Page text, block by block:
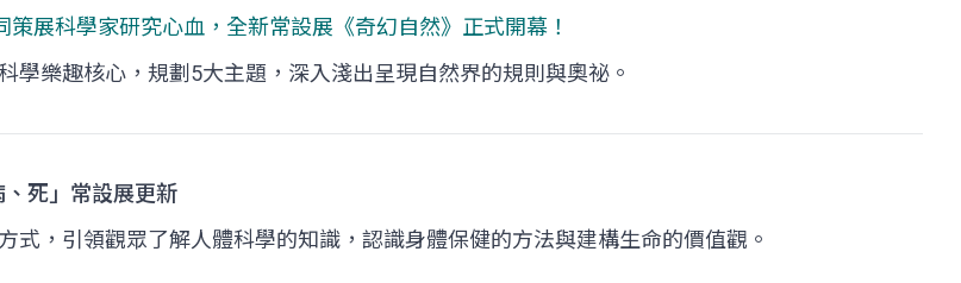
策展科學家研究心血，全新常設展《奇幻自然》正式開幕！
學樂趣核心，規劃5大主題，深入淺出呈現自然界的規則與奧祕。
、死」常設展更新
式，引領觀眾了解人體科學的知識，認識身體保健的方法與建構生命的價值觀。